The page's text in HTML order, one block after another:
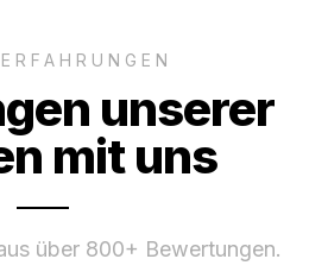
unserer
mit uns
über 800+ Bewertungen.